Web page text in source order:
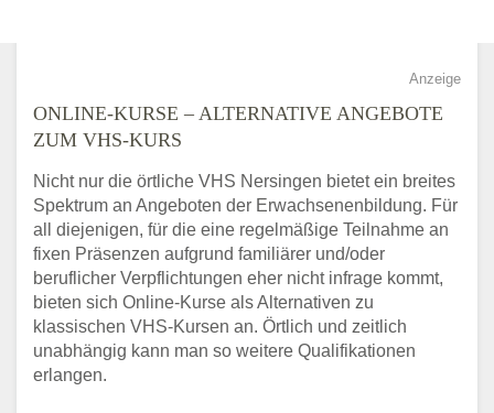
Anzeige
ONLINE-KURSE – ALTERNATIVE ANGEBOTE
ZUM VHS-KURS
Nicht nur die örtliche VHS Nersingen bietet ein breites
Spektrum an Angeboten der Erwachsenenbildung. Für
all diejenigen, für die eine regelmäßige Teilnahme an
fixen Präsenzen aufgrund familiärer und/oder
beruflicher Verpflichtungen eher nicht infrage kommt,
bieten sich Online-Kurse als Alternativen zu
klassischen VHS-Kursen an. Örtlich und zeitlich
unabhängig kann man so weitere Qualifikationen
erlangen.